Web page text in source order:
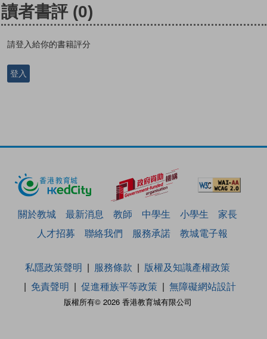
讀者書評 (0)
請登入給你的書籍評分
登入
關於教城 最新消息 教師 中學生 小學生
家長
人才招募
聯絡我們 服務承諾 教城電子報
版權所有© 2026 香港教育城有限公司
私隱政策聲明 服務條款
版權及知識產權政策
免責聲明
促進種族平等政策 無障礙網站設計